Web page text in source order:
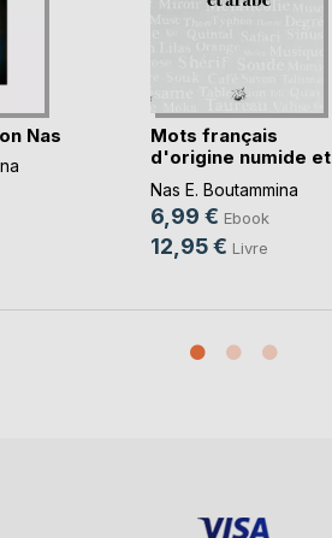
Nas
Mots français
d'origine numide et
(...)
Nas E. Boutammina
6,99 € Ebook
12,95 € Livre